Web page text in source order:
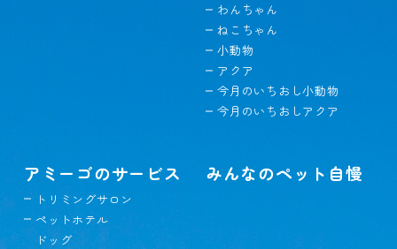
わんちゃん
ねこちゃん
小動物
アクア
今月のいちおし小動物
今月のいちおしアクア
アミーゴのサービス
トリミングサロン
ペットホテル
ドッグ
みんなのペット自慢